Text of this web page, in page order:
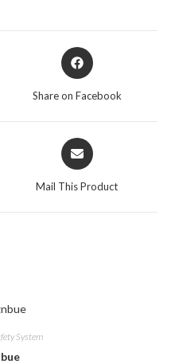
Opens
in
Share on Facebook
Opens
in
Mail This Product
System